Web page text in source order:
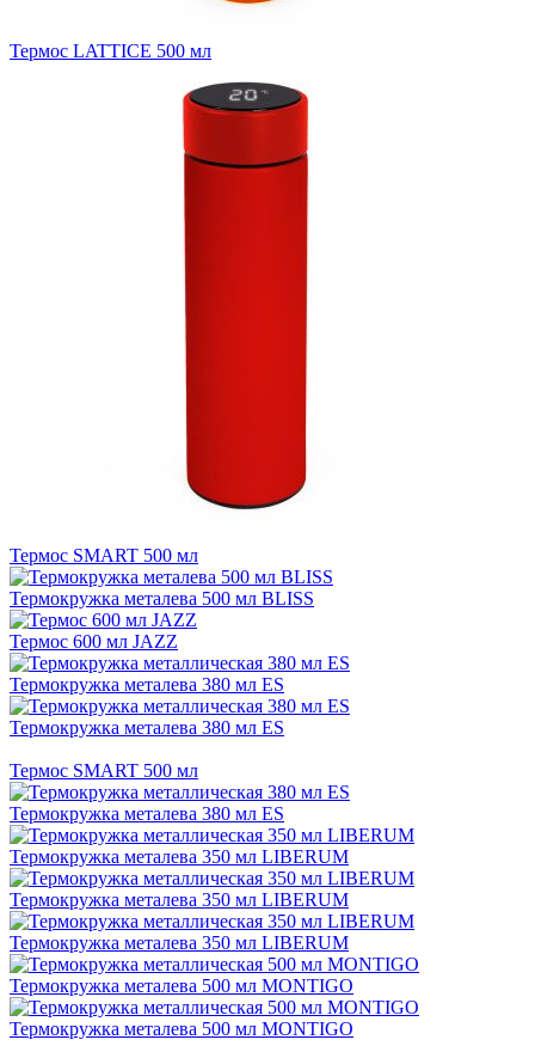
Термос LATTICE 500 мл
Термос SMART 500 мл
Термокружка металева 500 мл BLISS
Термос 600 мл JAZZ
Термокружка металева 380 мл ES
Термокружка металева 380 мл ES
Термос SMART 500 мл
Термокружка металева 380 мл ES
Термокружка металева 350 мл LIBERUM
Термокружка металева 350 мл LIBERUM
Термокружка металева 350 мл LIBERUM
Термокружка металева 500 мл MONTIGO
Термокружка металева 500 мл MONTIGO